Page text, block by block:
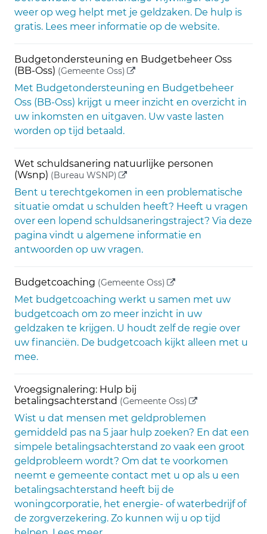
weer op weg helpt met je geldzaken. De hulp is
gratis. Lees meer informatie op de website.
Budgetondersteuning en Budgetbeheer Oss
(BB-Oss) (Gemeente Oss) (externe link)
Met Budgetondersteuning en Budgetbeheer
Oss (BB-Oss) krijgt u meer inzicht en overzicht in
uw inkomsten en uitgaven. Uw vaste lasten
worden op tijd betaald.
Wet schuldsanering natuurlijke personen
(Wsnp) (Bureau WSNP) (externe link)
Bent u terechtgekomen in een problematische
situatie omdat u schulden heeft? Heeft u vragen
over een lopend schuldsaneringstraject? Via deze
pagina vindt u algemene informatie en
antwoorden op uw vragen.
Budgetcoaching (Gemeente Oss) (externe link)
Met budgetcoaching werkt u samen met uw
budgetcoach om zo meer inzicht in uw
geldzaken te krijgen. U houdt zelf de regie over
uw financiën. De budgetcoach kijkt alleen met u
mee.
Vroegsignalering: Hulp bij
betalingsachterstand (Gemeente Oss) (externe link)
Wist u dat mensen met geldproblemen
gemiddeld pas na 5 jaar hulp zoeken? En dat een
simpele betalingsachterstand zo vaak een groot
geldprobleem wordt? Om dat te voorkomen
neemt e gemeente contact met u op als u een
betalingsachterstand heeft bij de
woningcorporatie, het energie- of waterbedrijf of
de zorgverzekering. Zo kunnen wij u op tijd